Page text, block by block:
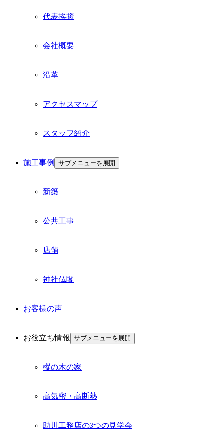
代表挨拶
会社概要
沿革
アクセスマップ
スタッフ紹介
施工事例 サブメニューを展開
新築
公共工事
店舗
神社仏閣
お客様の声
お役立ち情報 サブメニューを展開
樅の木の家
高気密・高断熱
助川工務店の3つの見学会